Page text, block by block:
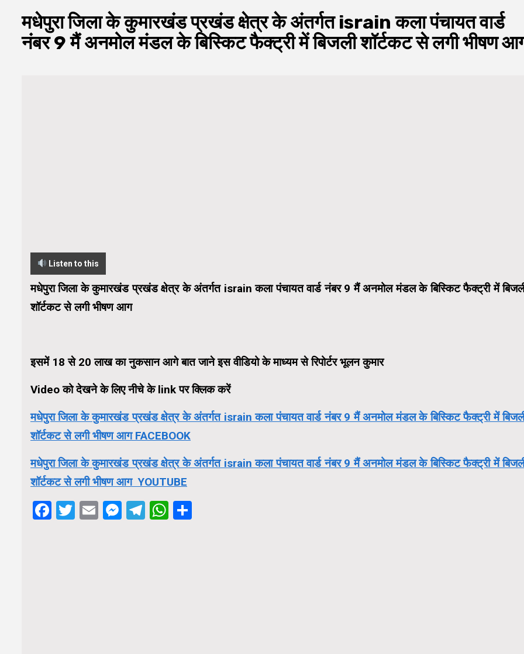
मधेपुरा जिला के कुमारखंड प्रखंड क्षेत्र के अंतर्गत israin कला पंचायत वार्ड
नंबर 9 मैं अनमोल मंडल के बिस्किट फैक्ट्री में बिजली शॉर्टकट से लगी भीषण
Listen to this
मधेपुरा जिला के कुमारखंड प्रखंड क्षेत्र के अंतर्गत israin कला पंचायत वार्ड नंबर 9 मैं अनमोल मंडल के बिस्किट फैक्ट्री में
शॉर्टकट से लगी भीषण आग
इसमें 18 से 20 लाख का नुकसान आगे बात जाने इस वीडियो के माध्यम से रिपोर्टर भूलन कुमार
Video को देखने के लिए नीचे के link पर क्लिक करें
मधेपुरा जिला के कुमारखंड प्रखंड क्षेत्र के अंतर्गत israin कला पंचायत वार्ड नंबर 9 मैं अनमोल मंडल के बिस्किट फैक्ट्री में
शॉर्टकट से लगी भीषण आग FACEBOOK
मधेपुरा जिला के कुमारखंड प्रखंड क्षेत्र के अंतर्गत israin कला पंचायत वार्ड नंबर 9 मैं अनमोल मंडल के बिस्किट फैक्ट्री में
शॉर्टकट से लगी भीषण आग YOUTUBE
Facebook
Twitter
EmailMessenger
Telegram
WhatsApp